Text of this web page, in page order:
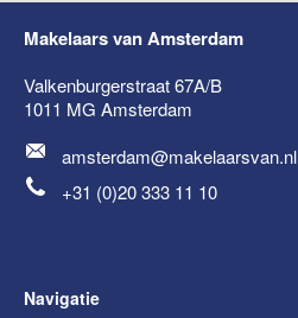
Makelaars van Amsterdam
Valkenburgerstraat 67A/B
1011 MG Amsterdam
amsterdam@makelaarsvan.nl
+31 (0)20 333 11 10
Navigatie